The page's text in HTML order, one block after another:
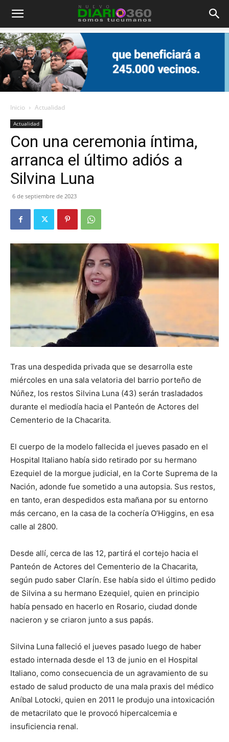
Diario
360
Inicio Actualidad
Actualidad
Con una ceremonia íntima,
arranca el último adiós a
Silvina Luna
6 de septiembre de 2023
Tras una despedida privada que se desarrolla este
miércoles en una sala velatoria del barrio porteño de
Núñez, los restos Silvina Luna (43) serán trasladados
durante el mediodía hacia el Panteón de Actores del
Cementerio de la Chacarita.
El cuerpo de la modelo fallecida el jueves pasado en el
Hospital Italiano había sido retirado por su hermano
Ezequiel de la morgue judicial, en la Corte Suprema de la
Nación, adonde fue sometido a una autopsia. Sus restos,
en tanto, eran despedidos esta mañana por su entorno
más cercano, en la casa de la cochería O’Higgins, en esa
calle al 2800.
Desde allí, cerca de las 12, partirá el cortejo hacia el
Panteón de Actores del Cementerio de la Chacarita,
según pudo saber Clarín. Ese había sido el último pedido
de Silvina a su hermano Ezequiel, quien en principio
había pensado en hacerlo en Rosario, ciudad donde
nacieron y se criaron junto a sus papás.
Silvina Luna falleció el jueves pasado luego de haber
estado internada desde el 13 de junio en el Hospital
Italiano, como consecuencia de un agravamiento de su
estado de salud producto de una mala praxis del médico
Aníbal Lotocki, quien en 2011 le produjo una intoxicación
de metacrilato que le provocó hipercalcemia e
insuficiencia renal.